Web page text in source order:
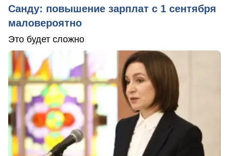
Санду: повышение зарплат с 1 сентября
маловероятно
Это будет сложно